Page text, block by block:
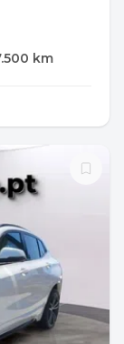
km